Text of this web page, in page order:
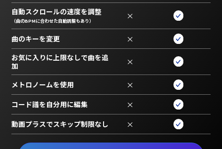
自動スクロールの速度を調整
（曲のBPMに合わせた自動調整もあり） ×
曲のキーを変更 ×
お気に入りに上限なしで曲を追
加
×
メトロノームを使用 ×
コード譜を自分用に編集 ×
動画プラスでスキップ制限なし ×